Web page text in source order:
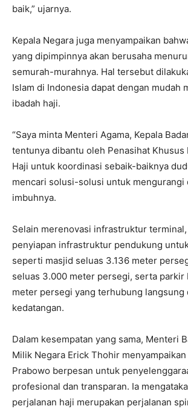
baik,” ujarnya.
Kepala Negara juga menyampaikan
yang dipimpinnya akan berusaha
semurah-murahnya. Hal tersebut
Islam di Indonesia dapat dengan mudah
ibadah haji.
“Saya minta Menteri Agama, Kepala
tentunya dibantu oleh Penasihat Khusus
Haji untuk koordinasi sebaik-baiknya
mencari solusi-solusi untuk mengurangi
imbuhnya.
Selain merenovasi infrastruktur
penyiapan infrastruktur pendukung
seperti masjid seluas 3.136 meter
seluas 3.000 meter persegi, serta parkir
meter persegi yang terhubung langsung
kedatangan.
Dalam kesempatan yang sama, Menteri
Milik Negara Erick Thohir
Prabowo berpesan untuk
profesional dan transparan. Ia
perjalanan haji merupakan perjalanan